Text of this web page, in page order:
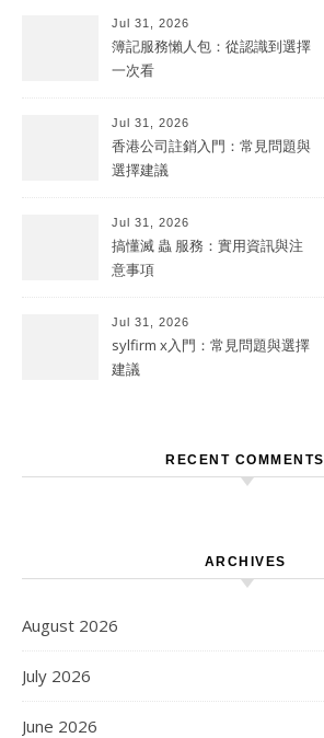
Jul 31, 2026
簿記服務懶人包：從認識到選擇
一次看
Jul 31, 2026
香港公司註銷入門：常見問題與
選擇建議
Jul 31, 2026
搞懂滅 蟲 服務：實用資訊與注
意事項
Jul 31, 2026
sylfirm x入門：常見問題與選擇
建議
RECENT COMMENTS
ARCHIVES
August 2026
July 2026
June 2026